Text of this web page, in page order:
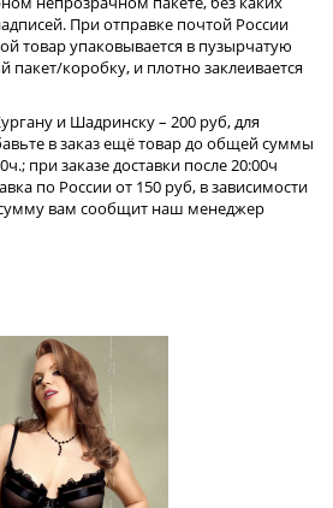
При отправке почтой России
товар упаковывается в пузырчатую
коробку, и плотно заклеивается
и Шадринску– 200 руб, для
в заказ ещё товар до общей суммы
при заказе доставки после 20:00ч
по России от 150 руб, в зависимости
вам сообщит наш менеджер